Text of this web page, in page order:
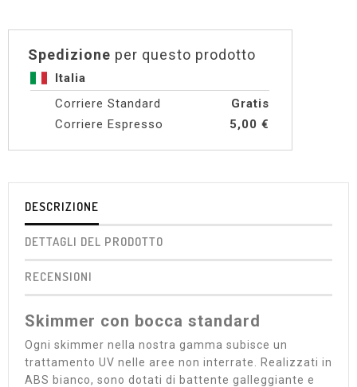
Spedizione per questo prodotto
Italia
Corriere Standard
Gratis
Corriere Espresso
5,00 €
DESCRIZIONE
DETTAGLI DEL PRODOTTO
RECENSIONI
Skimmer con bocca standard
Ogni skimmer nella nostra gamma subisce un
trattamento UV nelle aree non interrate. Realizzati in
ABS bianco, sono dotati di battente galleggiante e